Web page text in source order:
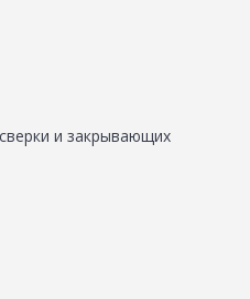
и закрывающих